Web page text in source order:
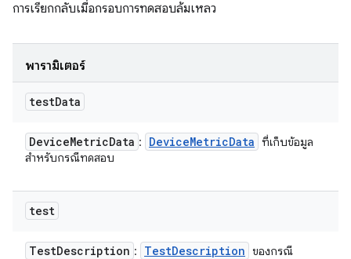
การเรียกกลับเมื่อกรอบการทดสอบล้มเหลว
พารามิเตอร์
testData
DeviceMetricData : DeviceMetricData ที่เก็บข้อมูล
สำหรับกรณีทดสอบ
test
TestDescription : TestDescription ของกรณี